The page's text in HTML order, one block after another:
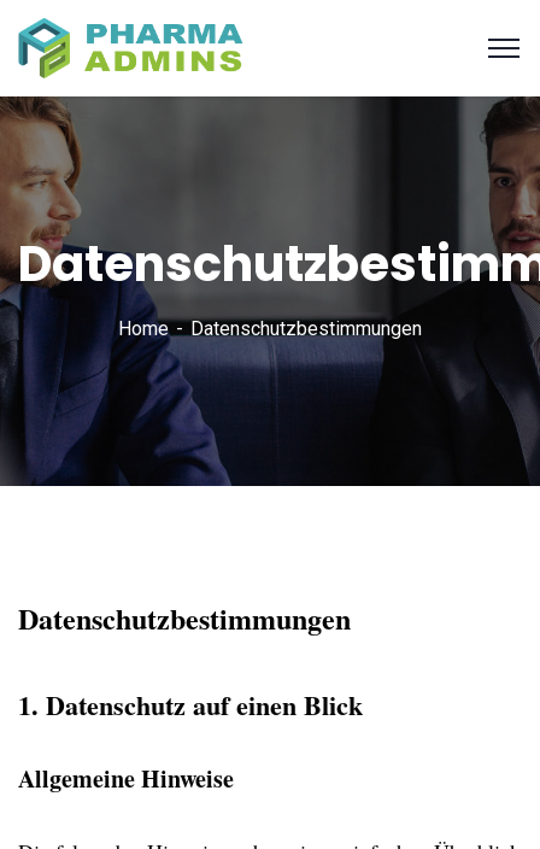
Home Datenschutzbestimmungen
Datenschutzbestimmungen
1. Datenschutz auf einen Blick
Allgemeine Hinweise